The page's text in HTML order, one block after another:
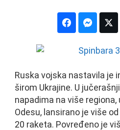
Ruska vojska nastavila je
širom Ukrajine. U
napadima na više regiona,
Odesu, lansirano je više
20 raketa. Povređeno je